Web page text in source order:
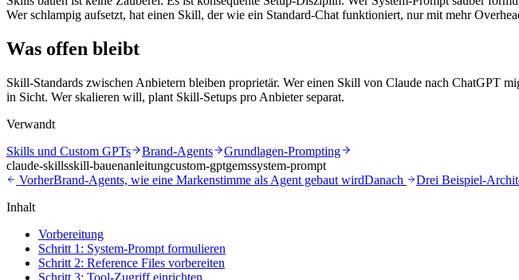
Wer schlampig aufsetzt, hat einen Skill, der wie ein Standard-Chat funktioniert, nur mit mehr
Was offen bleibt
Skill-Standards zwischen Anbietern bleiben proprietär. Wer einen Skill von Claude nach ChatGPT
in Sicht. Wer skalieren will, plant Skill-Setups pro Anbieter separat.
Verwandt
Skills und Custom GPTs
Brand-Agents
Grundlagen-Prompting
claude-skillsskill-bauenanleitungcustom-gptgemssystem-prompt
VorherBrand-Agents, wie eine Markenstimme als Agent gebaut wirdDanach
Drei Beispiel-
Inhalt
Vorbereitung
Schritt 1: System-Prompt formulieren
Schritt 2: Reference Files vorbereiten
Schritt 3: Tool-Zugriff einrichten